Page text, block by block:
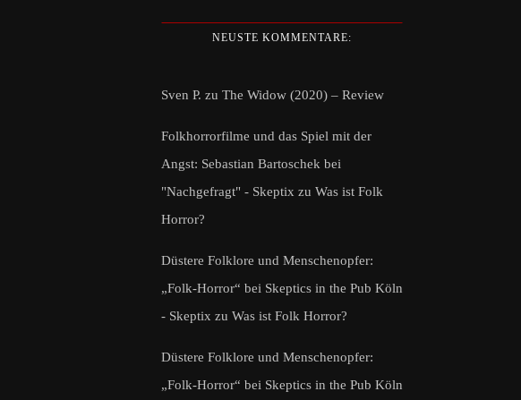
NEUSTE KOMMENTARE:
Sven P. zu The Widow (2020) – Review
Folkhorrorfilme und das Spiel mit der
Angst: Sebastian Bartoschek bei
"Nachgefragt" - Skeptix zu Was ist Folk
Horror?
Düstere Folklore und Menschenopfer:
„Folk-Horror“ bei Skeptics in the Pub Köln
- Skeptix zu Was ist Folk Horror?
Düstere Folklore und Menschenopfer:
„Folk-Horror“ bei Skeptics in the Pub Köln